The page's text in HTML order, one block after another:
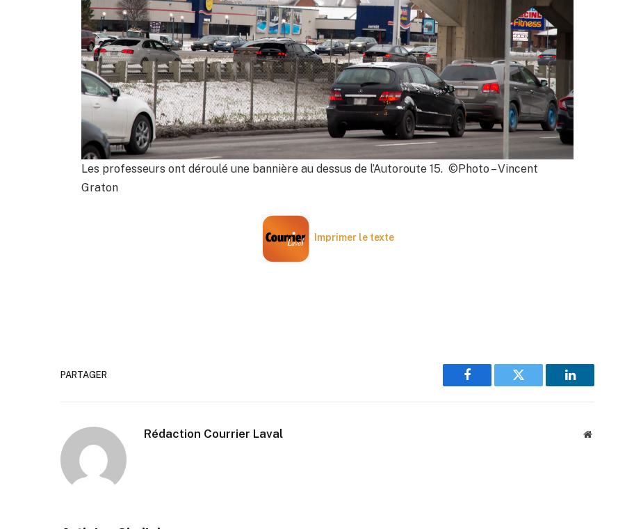
Les professeurs ont déroulé une bannière au dessus de l’Autoroute 15. ©Photo – Vincent
Graton
Imprimer le texte
PARTAGER
Facebook Twitter LinkedIn
Rédaction Courrier Laval Website